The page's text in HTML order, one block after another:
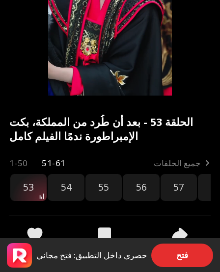
الحلقة 53 - بعد أن طُرد من المملكة، بكت
الإمبراطورة ندمًا الفيلم كامل
1-50 51-61 جميع الحلقات
53 54 55 56 57
327 16.8k مشاركة حصري داخل التطبيق: فتح مجاني فتح